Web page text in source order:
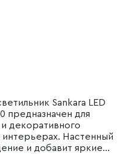
Sankara LED
предназначен для
декоративного
Настенный
и добавит яркие